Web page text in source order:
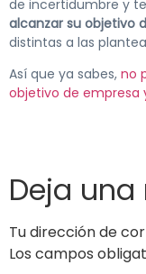
de incertidumbre y
alcanzar su objetivo
distintas a las
Así que ya sabes, no
objetivo de empresa
Deja
Tu dirección de
Los campos